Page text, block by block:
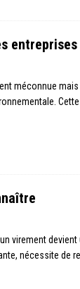
entreprises
méconnue
virement
nécessite de